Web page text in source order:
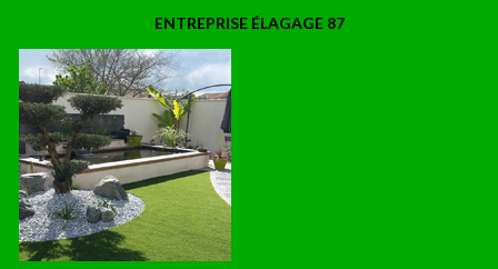
ENTREPRISE ÉLAGAGE 87